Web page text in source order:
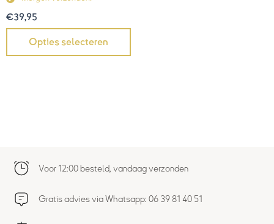
€39,95
Opties selecteren
Voor 12:00 besteld, vandaag verzonden
Gratis advies via Whatsapp: 06 39 81 40 51